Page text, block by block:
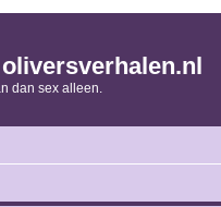
dan sex alleen.